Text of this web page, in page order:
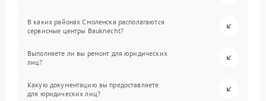
В каких районах Смоленска располагаются
сервисные центры Bauknecht?
Выполняете ли вы ремонт для юридических
лиц?
Какую документацию вы предоставляете
для юридических лиц?